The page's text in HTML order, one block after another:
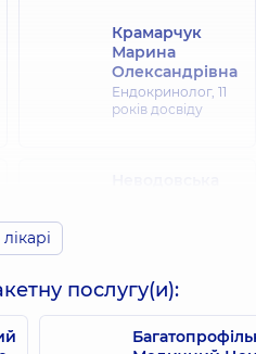
Крамарчук
Марина
Олександрівна
Ендокринолог, 11
років досвіду
ультразвукової
лікарі
послугу(и):